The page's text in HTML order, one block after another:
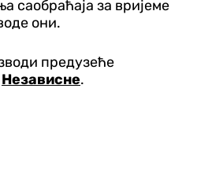
саобраћаја за вријеме
они.
предузеће
Независне.